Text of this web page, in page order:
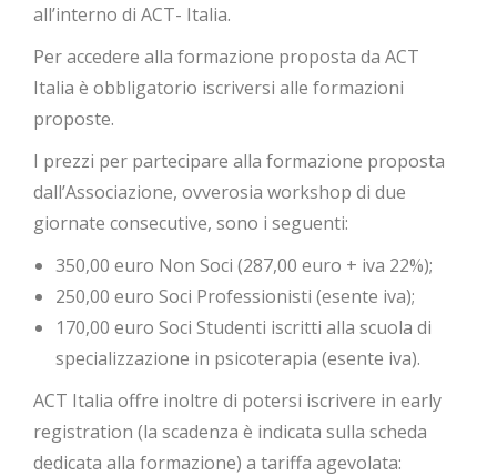
all’interno di ACT- Italia.
Per accedere alla formazione proposta da ACT
Italia è obbligatorio iscriversi alle formazioni
proposte.
I prezzi per partecipare alla formazione proposta
dall’Associazione, ovverosia workshop di due
giornate consecutive, sono i seguenti:
350,00 euro Non Soci (287,00 euro + iva 22%);
250,00 euro Soci Professionisti (esente iva);
170,00 euro Soci Studenti iscritti alla scuola di
specializzazione in psicoterapia (esente iva).
ACT Italia offre inoltre di potersi iscrivere in early
registration (la scadenza è indicata sulla scheda
dedicata alla formazione) a tariffa agevolata: